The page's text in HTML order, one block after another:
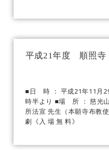
平成21年度 順照
■日 時 ： 平成21年11月
時半より ■場 所 ： 慈光
所法宣 先生（本願寺布教
劇《入 場 無 料》